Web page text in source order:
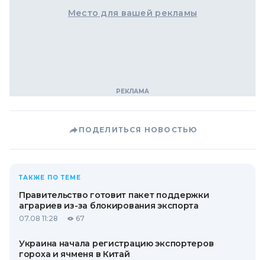
Место для вашей рекламы
ПОДЕЛИТЬСЯ НОВОСТЬЮ
ТАКЖЕ ПО ТЕМЕ
Правительство готовит пакет поддержки
аграриев из-за блокирования экспорта
07.08 11:28 67
Украина начала регистрацию экспортеров
гороха и ячменя в Китай